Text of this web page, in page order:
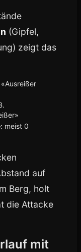
(Gipfel,
zeigt das
: meist 0
auf
Berg, holt
die Attacke
mit